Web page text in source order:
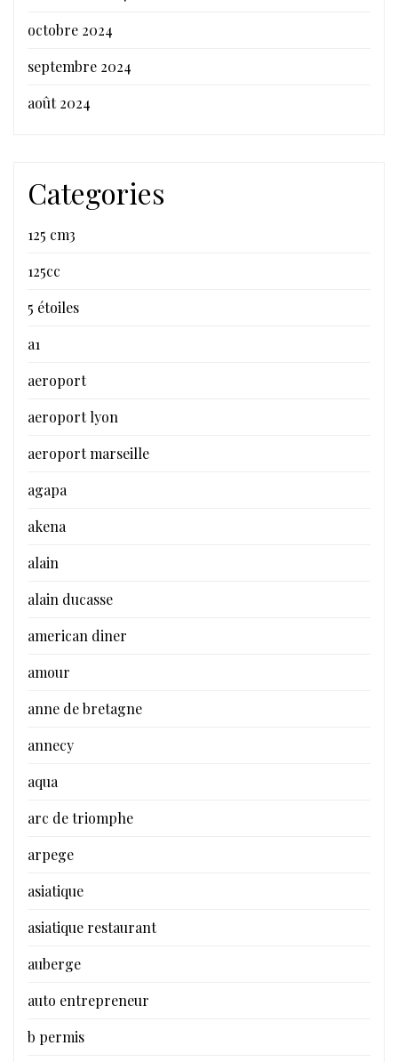
octobre 2024
septembre 2024
août 2024
Categories
125 cm3
125cc
5 étoiles
a1
aeroport
aeroport lyon
aeroport marseille
agapa
akena
alain
alain ducasse
american diner
amour
anne de bretagne
annecy
aqua
arc de triomphe
arpege
asiatique
asiatique restaurant
auberge
auto entrepreneur
b permis